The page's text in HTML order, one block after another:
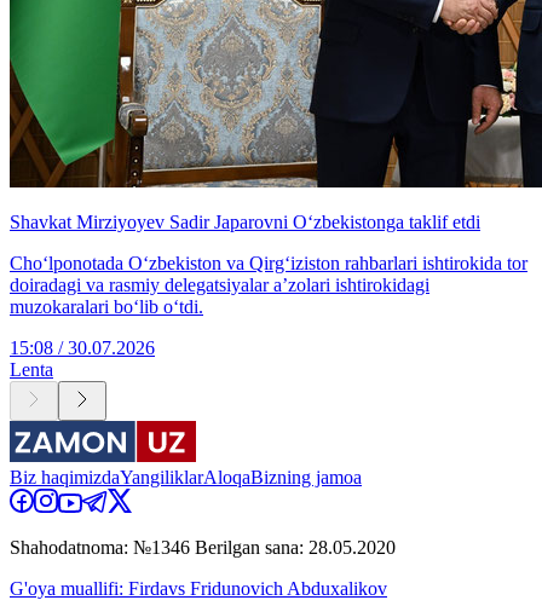
Shavkat Mirziyoyev Sadir Japarovni O‘zbekistonga taklif etdi
Cho‘lponotada O‘zbekiston va Qirg‘iziston rahbarlari ishtirokida tor
doiradagi va rasmiy delegatsiyalar aʼzolari ishtirokidagi
muzokaralari boʻlib oʻtdi.
15:08 / 30.07.2026
Lenta
Biz haqimizdaYangiliklarAloqaBizning jamoa
Shahodatnoma: №1346 Berilgan sana: 28.05.2020
G'oya muallifi: Firdavs Fridunovich Abduxalikov